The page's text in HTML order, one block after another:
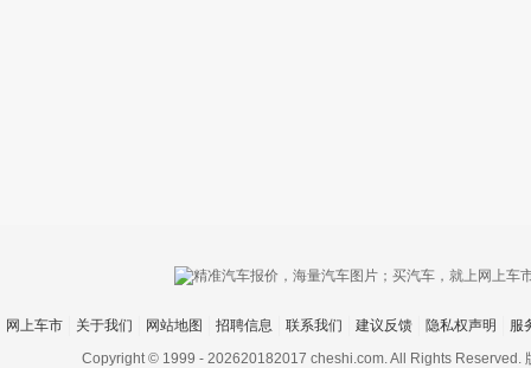
上传图片最多
网上车市 关于我们 网站地图 招聘信息 联系我们 建议反馈 隐私权声明
服
Copyright © 1999 - 202620182017 cheshi.com. All Rights Reserved.